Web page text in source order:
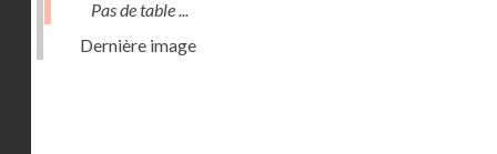
Pas de table ...
Dernière image